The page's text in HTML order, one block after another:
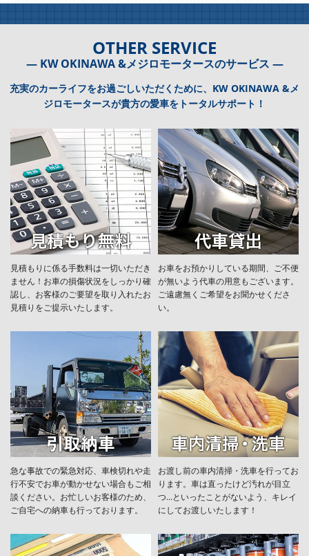
OTHER SERVICE
― KW OKINAWA &メジロモータースのサービス ―
充実のカーライフをお過ごしいただくために、KW OKINAWA &メ
ジロモータースが貴方の愛車をトータルサポート！
見積もりに係る手数料は一切いただき
ません！お車の損傷状況をしっかり確
認し、お客様のご要望を取り入れたお
見積りをご提示いたします。
お車をお預かりしている期間、ご不便
が無いよう代車の用意もございます。
ご遠慮無くご希望をお聞かせくださ
い。
急な事故での緊急対応、車検切れや走
行不安でお車が動かせない場合もご相
談ください。お忙しいお客様のため、
ご自宅への納車も行っております。
お渡し前の車内清掃・洗車を行ってお
ります。車は直ったけど汚れが目立
つ...といったことがないよう、キレイ
にしてお渡しいたします！